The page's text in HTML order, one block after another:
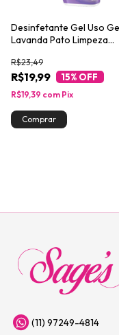
Desinfetante Gel Uso
Lavanda Pato Limpeza
R$19,99
R$23,49
15% OFF
R$19,39 com Pix
(11) 97249-4814